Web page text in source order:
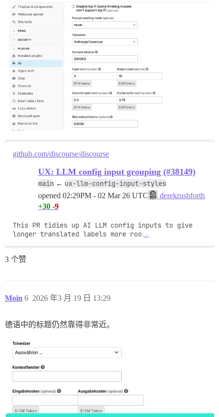
github.com/discourse/discourse
UX: LLM config input grouping (#38149)
main ← ux-llm-config-input-styles
opened 02:29PM - 02 Mar 26 UTC
derekrushforth
+30 -9
This PR tidies up AI LLM config inputs to give
longer translated labels more roo …
3 个赞
Moin 2026 年3 月 19 日 13:29
6
德语中的标题仍然靠得非常近。